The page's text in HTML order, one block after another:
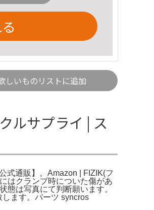
しいものリストに追加
ルサプライ | ス
式通販】。Amazon | FIZIK(フ
はクランプ時についた傷があ
態は写真にて判断願います。
ます。パーツ syncros